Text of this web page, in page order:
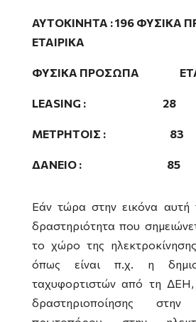
ΑΥΤΟΚΙΝΗΤΑ : 196 ΦΥΣΙΚΑ
ΕΤΑΙΡΙΚΑ
ΦΥΣΙΚΑ ΠΡΟΣΩΠΑ
LEASING : 28
ΜΕΤΡΗΤΟΙΣ
ΔΑΝΕΙΟ :
Εάν τώρα στην εικόνα αυτή
δραστηριότητα που
το χώρο της
όπως είναι π.χ. η
ταχυφορτιστών από τη
δραστηριοποίησης